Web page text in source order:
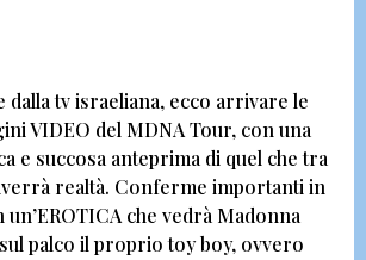
dalla tv israeliana, ecco arrivare le
VIDEO del MDNA Tour,con una
e succosa anteprima di quel che tra
realtà. Conferme importanti in
un’EROTICA che vedrà Madonna
sul palco il proprio toy boy, ovvero